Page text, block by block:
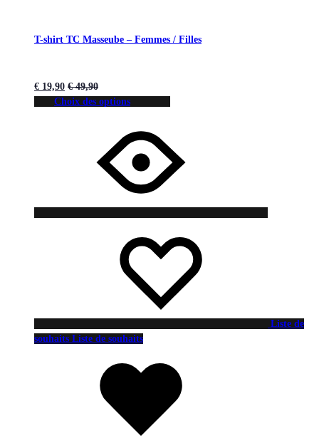
T-shirt TC Masseube – Femmes / Filles
€ 19,90 €49,90
Choix des options
Liste de
souhaits Liste de souhaits